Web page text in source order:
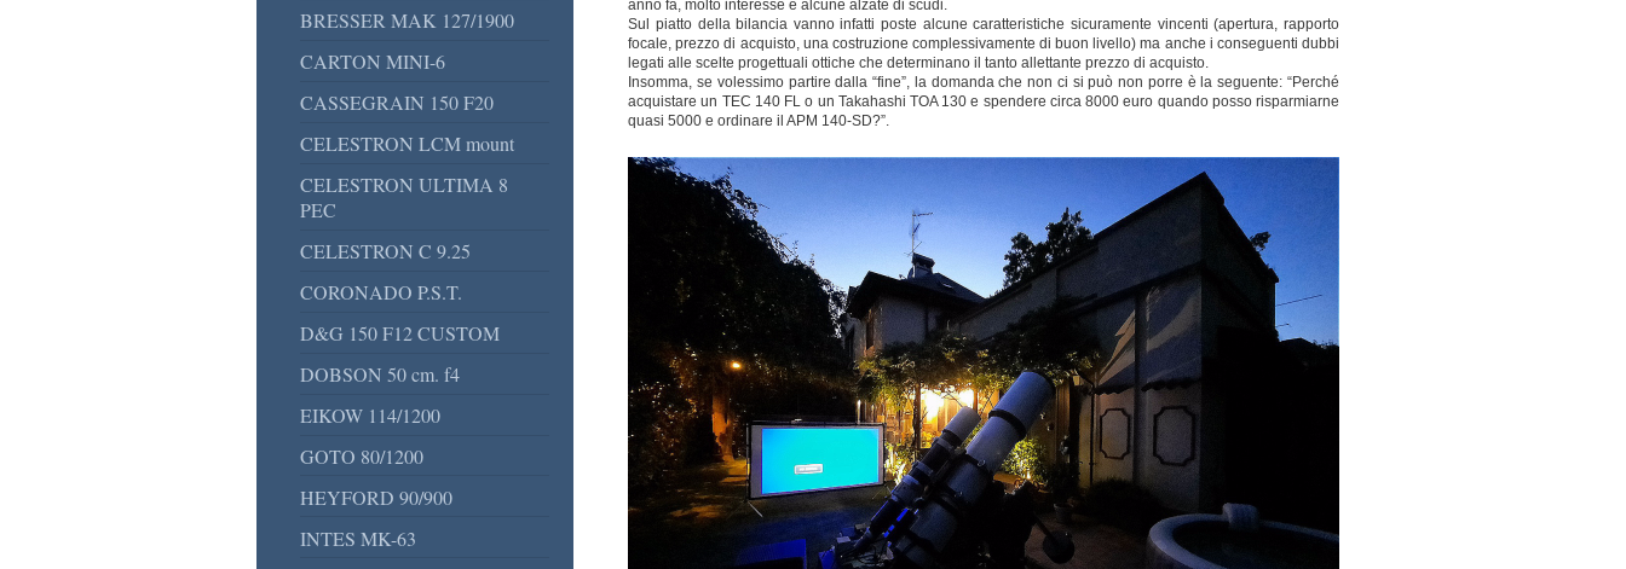
anno fa, molto interesse e alcune alzate di scudi.
Sul piatto della bilancia vanno infatti poste alcune caratteristiche sicuramente vincenti (apertura, rapporto
focale, prezzo di acquisto, una costruzione complessivamente di buon livello) ma anche i conseguenti dubbi
legati alle scelte progettuali ottiche che determinano il tanto allettante prezzo di acquisto.
Insomma, se volessimo partire dalla “fine”, la domanda che non ci si può non porre è la seguente: “Perché
acquistare un TEC 140 FL o un Takahashi TOA 130 e spendere circa 8000 euro quando posso risparmiarne
quasi 5000 e ordinare il APM 140-SD?”.
BRESSER MAK 127/1900
CARTON MINI-6
CASSEGRAIN 150 F20
CELESTRON LCM mount
CELESTRON ULTIMA 8
PEC
CELESTRON C 9.25
CORONADO P.S.T.
D&G 150 F12 CUSTOM
DOBSON 50 cm. f4
EIKOW 114/1200
GOTO 80/1200
HEYFORD 90/900
INTES MK-63